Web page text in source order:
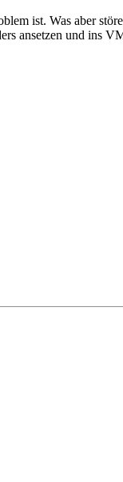
ist. Was aber
ansetzen und ins